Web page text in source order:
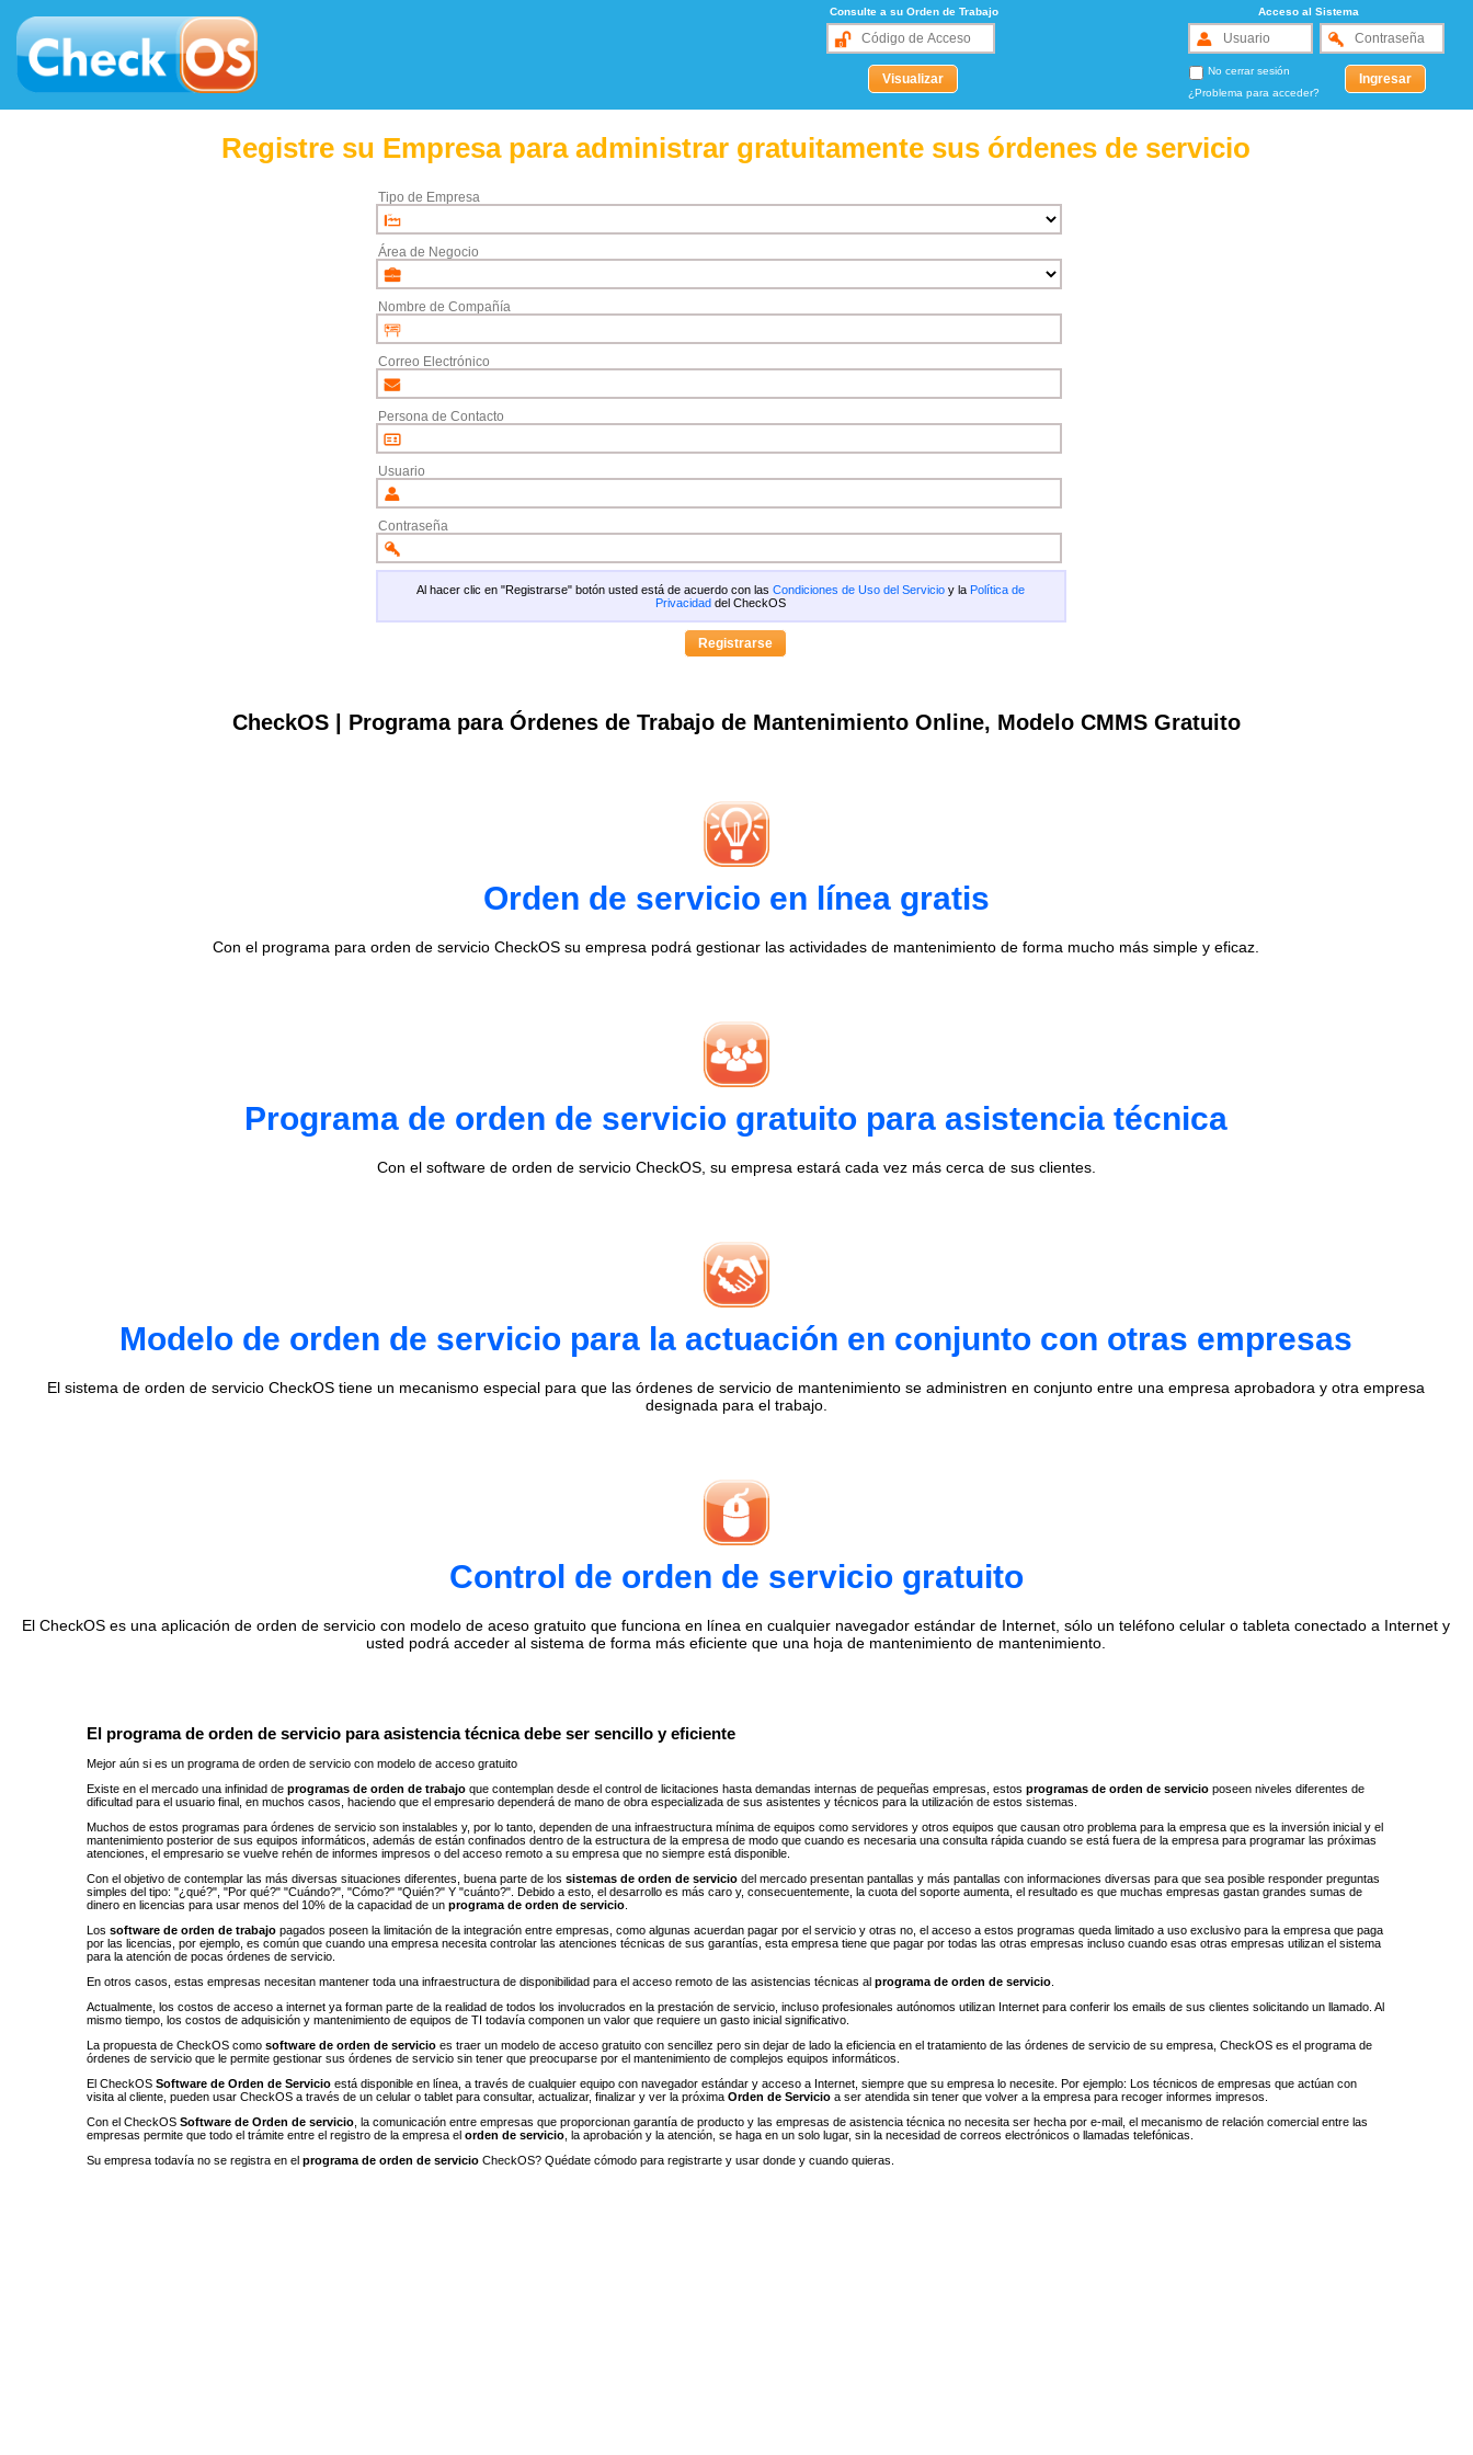
Consulte a su Orden de Trabajo Acceso al Sistema
No cerrar sesión
¿Problema para acceder?
Registre su Empresa para administrar gratuitamente sus órdenes de servicio
Tipo de Empresa
Área de Negocio
Nombre de Compañía
Correo Electrónico
Persona de Contacto
Usuario
Contraseña
Al hacer clic en "Registrarse" botón usted está de acuerdo con lasCondiciones de Uso del Servicio y la Política de
Privacidad del CheckOS
CheckOS | Programa para Órdenes de Trabajo de Mantenimiento Online, Modelo CMMS Gratuito
Orden de servicio en línea gratis
Con el programa para orden de servicio CheckOS su empresa podrá gestionar las actividades de mantenimiento de forma mucho más simple y eficaz.
Programa de orden de servicio gratuito para asistencia técnica
Con el software de orden de servicio CheckOS, su empresa estará cada vez más cerca de sus clientes.
Modelo de orden de servicio para la actuación en conjunto con otras empresas
El sistema de orden de servicio CheckOS tiene un mecanismo especial para que las órdenes de servicio de mantenimiento se administren en conjunto entre una empresa aprobadora y otra empresa
designada para el trabajo.
Control de orden de servicio gratuito
El CheckOS es una aplicación de orden de servicio con modelo de aceso gratuito que funciona en línea en cualquier navegador estándar de Internet, sólo un teléfono celular o tableta conectado a Internet y
usted podrá acceder al sistema de forma más eficiente que una hoja de mantenimiento de mantenimiento.
El programa de orden de servicio para asistencia técnica debe ser sencillo y eficiente
Mejor aún si es un programa de orden de servicio con modelo de acceso gratuito
Existe en el mercado una infinidad deprogramas de orden de trabajo que contemplan desde el control de licitaciones hasta demandas internas de pequeñas empresas, estosprogramas de orden de servicio poseen niveles diferentes de
dificultad para el usuario final, en muchos casos, haciendo que el empresario dependerá de mano de obra especializada de sus asistentes y técnicos para la utilización de estos sistemas.
Muchos de estos programas para órdenes de servicio son instalables y, por lo tanto, dependen de una infraestructura mínima de equipos como servidores y otros equipos que causan otro problema para la empresa que es la inversión inicial y el
mantenimiento posterior de sus equipos informáticos, además de están confinados dentro de la estructura de la empresa de modo que cuando es necesaria una consulta rápida cuando se está fuera de la empresa para programar las próximas
atenciones, el empresario se vuelve rehén de informes impresos o del acceso remoto a su empresa que no siempre está disponible.
Con el objetivo de contemplar las más diversas situaciones diferentes, buena parte de lossistemas de orden de servicio del mercado presentan pantallas y más pantallas con informaciones diversas para que sea posible responder preguntas
simples del tipo: "¿qué?", ​​"Por qué?" "Cuándo?", "Cómo?" "Quién?" Y "cuánto?". Debido a esto, el desarrollo es más caro y, consecuentemente, la cuota del soporte aumenta, el resultado es que muchas empresas gastan grandes sumas de
dinero en licencias para usar menos del 10% de la capacidad de unprograma de orden de servicio
Lossoftware de orden de trabajo pagados poseen la limitación de la integración entre empresas, como algunas acuerdan pagar por el servicio y otras no, el acceso a estos programas queda limitado a uso exclusivo para la empresa que paga
por las licencias, por ejemplo, es común que cuando una empresa necesita controlar las atenciones técnicas de sus garantías, esta empresa tiene que pagar por todas las otras empresas incluso cuando esas otras empresas utilizan el sistema
para la atención de pocas órdenes de servicio.
En otros casos, estas empresas necesitan mantener toda una infraestructura de disponibilidad para el acceso remoto de las asistencias técnicas alprograma de orden de servicio
Actualmente, los costos de acceso a internet ya forman parte de la realidad de todos los involucrados en la prestación de servicio, incluso profesionales autónomos utilizan Internet para conferir los emails de sus clientes solicitando un llamado. Al
mismo tiempo, los costos de adquisición y mantenimiento de equipos de TI todavía componen un valor que requiere un gasto inicial significativo.
La propuesta de CheckOS comosoftware de orden de servicio es traer un modelo de acceso gratuito con sencillez pero sin dejar de lado la eficiencia en el tratamiento de las órdenes de servicio de su empresa, CheckOS es el programa de
órdenes de servicio que le permite gestionar sus órdenes de servicio sin tener que preocuparse por el mantenimiento de complejos equipos informáticos.
El CheckOSSoftware de Orden de Servicio está disponible en línea, a través de cualquier equipo con navegador estándar y acceso a Internet, siempre que su empresa lo necesite. Por ejemplo: Los técnicos de empresas que actúan con
visita al cliente, pueden usar CheckOS a través de un celular o tablet para consultar, actualizar, finalizar y ver la próximaOrden de Servicio a ser atendida sin tener que volver a la empresa para recoger informes impresos.
Con el CheckOSSoftware de Orden de servicio , la comunicación entre empresas que proporcionan garantía de producto y las empresas de asistencia técnica no necesita ser hecha por e-mail, el mecanismo de relación comercial entre las
empresas permite que todo el trámite entre el registro de la empresa elorden de servicio , la aprobación y la atención, se haga en un solo lugar, sin la necesidad de correos electrónicos o llamadas telefónicas.
Su empresa todavía no se registra en elprograma de orden de servicio CheckOS? Quédate cómodo para registrarte y usar donde y cuando quieras.